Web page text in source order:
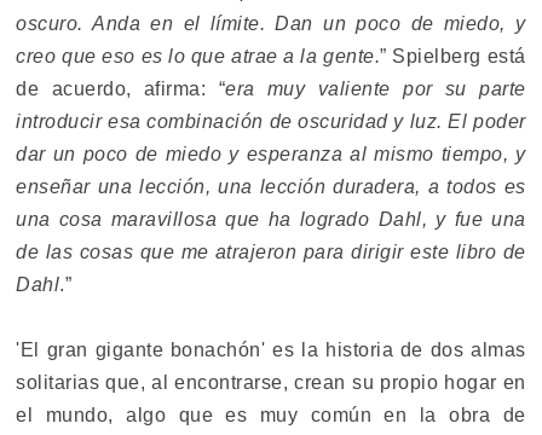
oscuro. Anda en el límite. Dan un poco de miedo, y
creo que eso es lo que atrae a la gente.” Spielberg está
de acuerdo, afirma: “era muy valiente por su parte
introducir esa combinación de oscuridad y luz. El poder
dar un poco de miedo y esperanza al mismo tiempo, y
enseñar una lección, una lección duradera, a todos es
una cosa maravillosa que ha logrado Dahl, y fue una
de las cosas que me atrajeron para dirigir este libro de
Dahl.”
'El gran gigante bonachón' es la historia de dos almas
solitarias que, al encontrarse, crean su propio hogar en
el mundo, algo que es muy común en la obra de